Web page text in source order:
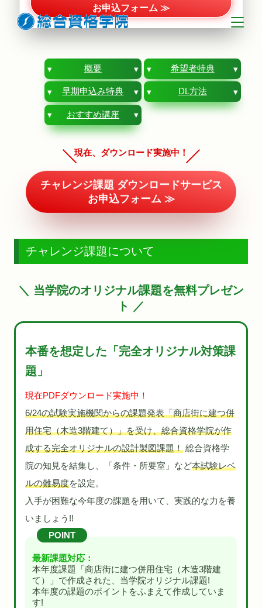
お申込フォーム ≫
概要 希望者特典
早期申込み特典 DL方法
おすすめ講座
現在、ダウンロード実施中！
チャレンジ課題 ダウンロードサービス
お申込フォーム ≫
チャレンジ課題について
＼ 当学院のオリジナル課題を無料プレゼン
ト ／
本番を想定した「完全オリジナル対策課
題」
現在PDFダウンロード実施中！
6/24の試験実施機関からの課題発表「商店街に建つ併
用住宅（木造3階建て）」を受け、総合資格学院が作
成する完全オリジナルの設計製図課題！ 総合資格学
院の知見を結集し、「条件・所要室」など本試験レベ
ルの難易度を設定。
入手が困難な今年度の課題を用いて、実践的な力を養
いましょう!!
POINT
最新課題対応：
本年度課題「商店街に建つ併用住宅（木造3階建
て）」で作成された、当学院オリジナル課題!
本年度の課題のポイントをふまえて作成していま
す!